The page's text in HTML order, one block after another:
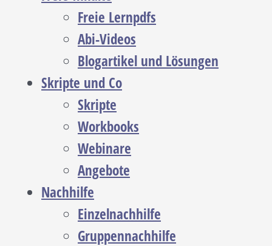
Freie Lernpdfs
Abi-Videos
Blogartikel und Lösungen
Skripte und Co
Skripte
Workbooks
Webinare
Angebote
Nachhilfe
Einzelnachhilfe
Gruppennachhilfe